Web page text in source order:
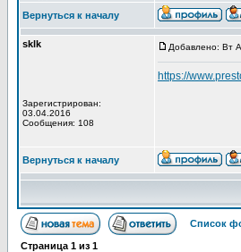
Вернуться к началу
sklk
Зарегистрирован:
03.04.2016
Сообщения: 108
Добавлено: Вт
https://
Вернуться к началу
Список
Страница 1 из 1